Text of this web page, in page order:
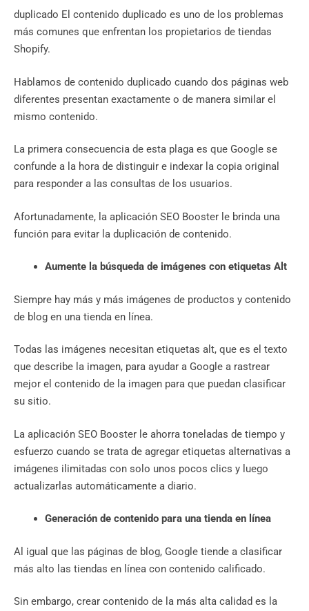
duplicado El contenido duplicado es uno de los problemas
más comunes que enfrentan los propietarios de tiendas
Shopify.
Hablamos de contenido duplicado cuando dos páginas web
diferentes presentan exactamente o de manera similar el
mismo contenido.
La primera consecuencia de esta plaga es que Google se
confunde a la hora de distinguir e indexar la copia original
para responder a las consultas de los usuarios.
Afortunadamente, la aplicación SEO Booster le brinda una
función para evitar la duplicación de contenido.
Aumente la búsqueda de imágenes con etiquetas Alt
Siempre hay más y más imágenes de productos y contenido
de blog en una tienda en línea.
Todas las imágenes necesitan etiquetas alt, que es el texto
que describe la imagen, para ayudar a Google a rastrear
mejor el contenido de la imagen para que puedan clasificar
su sitio.
La aplicación SEO Booster le ahorra toneladas de tiempo y
esfuerzo cuando se trata de agregar etiquetas alternativas a
imágenes ilimitadas con solo unos pocos clics y luego
actualizarlas automáticamente a diario.
Generación de contenido para una tienda en línea
Al igual que las páginas de blog, Google tiende a clasificar
más alto las tiendas en línea con contenido calificado.
Sin embargo, crear contenido de la más alta calidad es la